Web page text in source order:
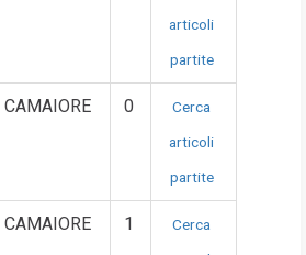
articoli
partite
CAMAIORE 0
Cerca
articoli
partite
CAMAIORE 1
Cerca